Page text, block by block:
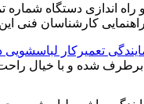
راه اندازی دستگاه
کارشناسان فنی
تعمیرکار
شده و با خیال راحت